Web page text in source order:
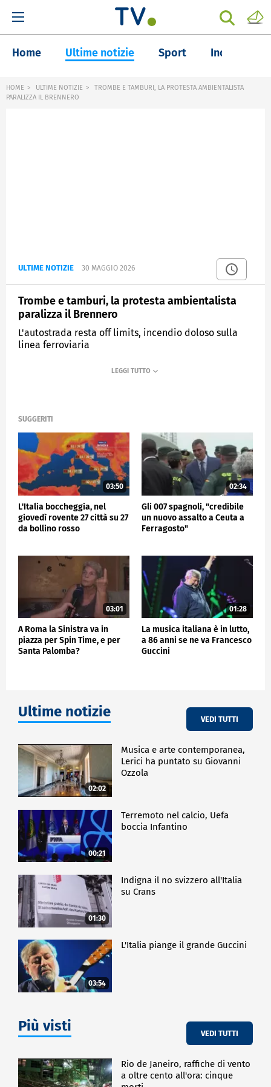
Home Ultime notizie Sport Inchieste
HOME ULTIME NOTIZIE
TROMBE E TAMBURI, LA PROTESTA AMBIENTALISTA
PARALIZZA IL BRENNERO
ULTIME NOTIZIE 30 MAGGIO 2026
Trombe e tamburi, la protesta ambientalista
paralizza il Brennero
L'autostrada resta off limits, incendio doloso sulla
linea ferroviaria
SUGGERITI
03:50
L'Italia boccheggia, nel
giovedì rovente 27 città su 27
da bollino rosso
02:34
Gli 007 spagnoli, "credibile
un nuovo assalto a Ceuta a
Ferragosto"
03:01
A Roma la Sinistra va in
piazza per Spin Time, e per
Santa Palomba?
01:28
La musica italiana è in lutto,
a 86 anni se ne va Francesco
Guccini
Ultime notizie VEDI TUTTI
02:02
Musica e arte contemporanea,
Lerici ha puntato su Giovanni
Ozzola
00:21
Terremoto nel calcio, Uefa
boccia Infantino
01:30
Indigna il no svizzero all'Italia
su Crans
03:54
L'Italia piange il grande Guccini
Più visti VEDI TUTTI
Rio de Janeiro, raffiche di vento
a oltre cento all'ora: cinque